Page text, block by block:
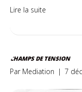
Lire la suite
CHAMPS DE TENSION
Par Mediation | 7